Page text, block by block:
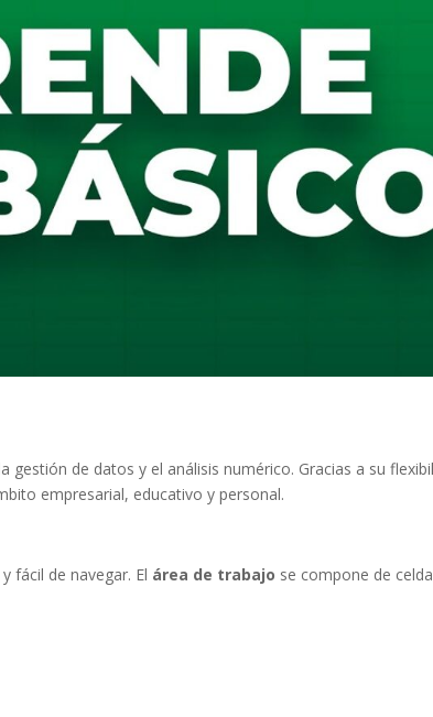
gestión de datos y el análisis numérico. Gracias a su
empresarial, educativo y personal.
fácil de navegar. El área de trabajo se compone de